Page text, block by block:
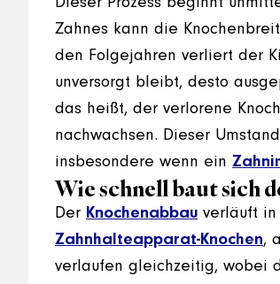
Zahnes kann die
den Folgejahren verliert der
unversorgt bleibt, desto
das heißt, der verlorene
nachwachsen. Dieser
insbesondere wenn ein
Wie schnell baut sich
Der Knochenabbau verläuft in
Zahnhalteapparat-Knochen,
verlaufen gleichzeitig, wobei